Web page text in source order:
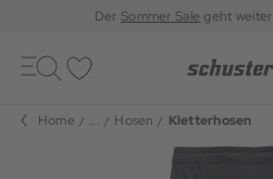
DerSommer Sale geht
Toggle
navigation
Home ... Hosen Kletterhosen